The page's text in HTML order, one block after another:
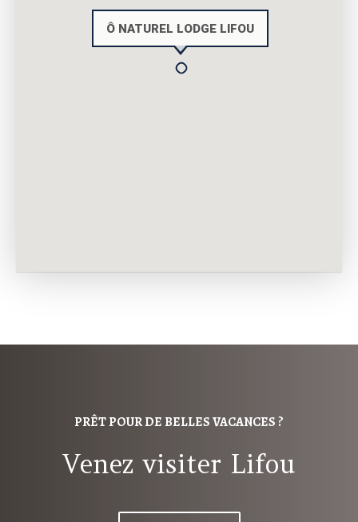
Ô NATUREL LODGE LIFOU
PRÊT POUR DE BELLES VACANCES ?
Venez visiter Lifou